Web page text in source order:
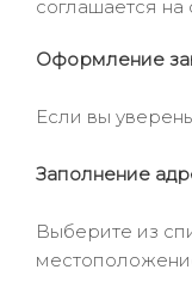
соглашается
Оформление
Если вы
Заполнение
Выберите из